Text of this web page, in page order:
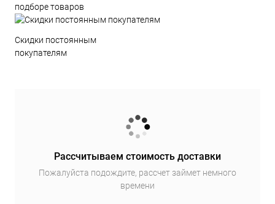
подборе товаров
Скидки постоянным
покупателям
Рассчитываем стоимость доставки
Пожалуйста подождите, рассчет займет немного
времени